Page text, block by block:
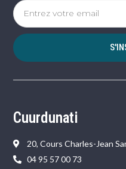
Cuurdunati
20, Cours Charles-Jean
04 95 57 00 73